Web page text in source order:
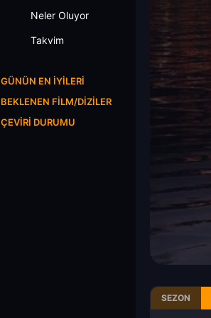
Neler Oluyor
Takvim
GÜNÜN EN İYILERI
BEKLENEN FILM/DIZILER
ÇEVIRI DURUMU
SEZON